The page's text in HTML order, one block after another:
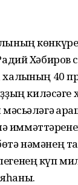
Радий
40
киләсәге
нәмәнең
күп